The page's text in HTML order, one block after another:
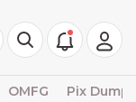
OMFG Pix Dump